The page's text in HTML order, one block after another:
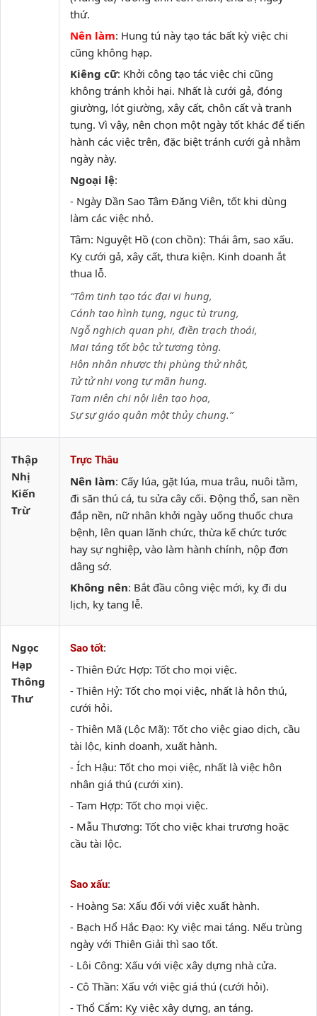
thứ.
Nên làm: Hung tú này tạo tác bất kỳ việc chi
cũng không hạp.
Kiêng cữ: Khởi công tạo tác việc chi cũng
không tránh khỏi hại. Nhất là cưới gả, đóng
giường, lót giường, xây cất, chôn cất và tranh
tụng. Vì vậy, nên chọn một ngày tốt khác để tiến
hành các việc trên, đặc biệt tránh cưới gả nhằm
ngày này.
Ngoại lệ:
- Ngày Dần Sao Tâm Đăng Viên, tốt khi dùng
làm các việc nhỏ.
Tâm: Nguyệt Hồ (con chồn): Thái âm, sao xấu.
Kỵ cưới gả, xây cất, thưa kiện. Kinh doanh ắt
thua lỗ.
“Tâm tinh tạo tác đại vi hung,
Cánh tao hình tụng, ngục tù trung,
Ngỗ nghịch quan phi, điền trạch thoái,
Mai táng tốt bộc tử tương tòng.
Hôn nhân nhược thị phùng thử nhật,
Tử tử nhi vong tự mãn hung.
Tam niên chi nội liên tạo họa,
Sự sự giáo quân một thủy chung.”
Thập
Nhị
Kiến
Trừ
Trực Thâu
Nên làm: Cấy lúa, gặt lúa, mua trâu, nuôi tằm,
đi săn thú cá, tu sửa cây cối. Động thổ, san nền
đắp nền, nữ nhân khởi ngày uống thuốc chưa
bệnh, lên quan lãnh chức, thừa kế chức tước
hay sự nghiệp, vào làm hành chính, nộp đơn
dâng sớ.
Không nên: Bắt đầu công việc mới, kỵ đi du
lịch, kỵ tang lễ.
Ngọc
Hạp
Thông
Thư
Sao tốt:
- Thiên Đức Hợp: Tốt cho mọi việc.
- Thiên Hỷ: Tốt cho mọi việc, nhất là hôn thú,
cưới hỏi.
- Thiên Mã (Lộc Mã): Tốt cho việc giao dịch, cầu
tài lộc, kinh doanh, xuất hành.
- Ích Hậu: Tốt cho mọi việc, nhất là việc hôn
nhân giá thú (cưới xin).
- Tam Hợp: Tốt cho mọi việc.
- Mẫu Thương: Tốt cho việc khai trương hoặc
cầu tài lộc.
Sao xấu:
- Hoàng Sa: Xấu đối với việc xuất hành.
- Bạch Hổ Hắc Đạo: Kỵ việc mai táng. Nếu trùng
ngày với Thiên Giải thì sao tốt.
- Lôi Công: Xấu với việc xây dựng nhà cửa.
- Cô Thần: Xấu với việc giá thú (cưới hỏi).
- Thổ Cẩm: Kỵ việc xây dựng, an táng.